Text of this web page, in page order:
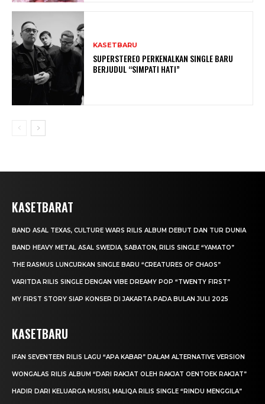
KASETBARU
SUPERSTEREO PERKENALKAN SINGLE BARU
BERJUDUL “SIMPATI HATI”
KASETBARAT
BAND ASAL TEXAS, CULTURE WARS RILIS ALBUM DEBUT DAN TUR DUNIA
BAND HEAVY METAL ASAL SWEDIA, SABATON, RILIS SINGLE “YAMATO”
THE RASMUS LUNCURKAN SINGLE BARU “CREATURES OF CHAOS”
VARITDA RILIS SINGLE DENGAN VIBE DREAMY POP “TWENTY FIRST”
MY FIRST STORY SIAP KONSER DI JAKARTA PADA BULAN JULI 2025
KASETBARU
IFAN SEVENTEEN RILIS LAGU “APA KABAR” DALAM ALTERNATIVE VERSION
WONGALAS RILIS ALBUM “DARI RAKJAT OLEH RAKJAT OENTOEK RAKJAT”
HADIR DARI KELUARGA MUSISI, MALIQA RILIS SINGLE “RINDU MENGGILA”